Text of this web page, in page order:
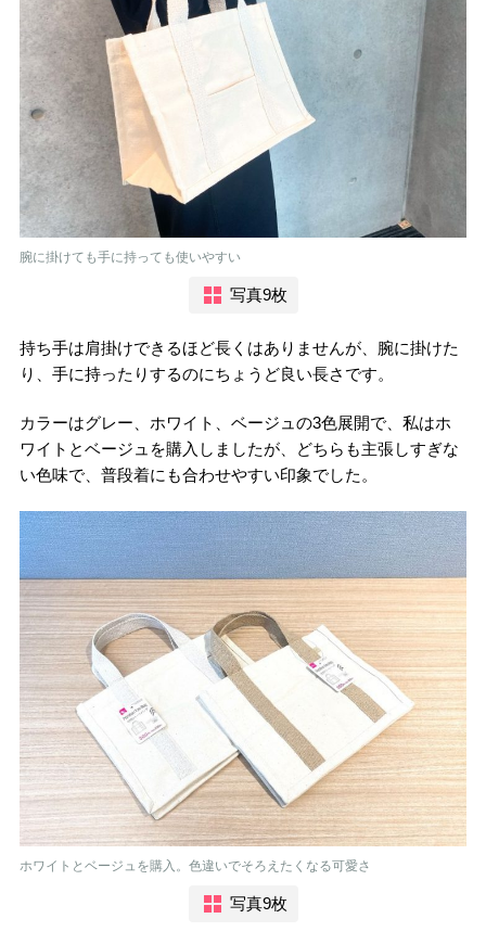
腕に掛けても手に持っても使いやすい
写真9枚
持ち手は肩掛けできるほど長くはありませんが、腕に掛けた
り、手に持ったりするのにちょうど良い長さです。
カラーはグレー、ホワイト、ベージュの3色展開で、私はホ
ワイトとベージュを購入しましたが、どちらも主張しすぎな
い色味で、普段着にも合わせやすい印象でした。
ホワイトとベージュを購入。色違いでそろえたくなる可愛さ
写真9枚